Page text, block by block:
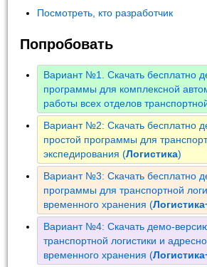
Посмотреть, кто разработчик
Попробовать
Вариант №1. Скачать бесплатно
программы для комплексной
работы всех отделов
Вариант №2: Скачать бесплатно
простой программы для
экспедирования (Логистика)
Вариант №3: Скачать бесплатно
программы для транспортной
временного хранения (
Вариант №4: Скачать демо-
транспортной логистики и
временного хранения (